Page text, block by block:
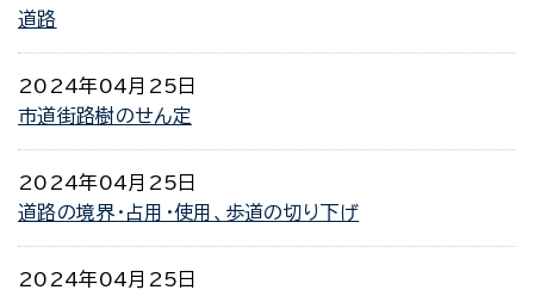
道路
2024年04月25日
市道街路樹のせん定
2024年04月25日
道路の境界・占用・使用、歩道の切り下げ
2024年04月25日